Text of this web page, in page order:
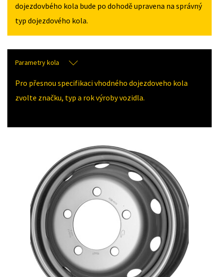
dojezdovbého kola bude po dohodě upravena na správný
typ dojezdového kola.
Parametry kola
Pro přesnou specifikaci vhodného dojezdoveho kola
zvolte značku, typ a rok výroby vozidla.